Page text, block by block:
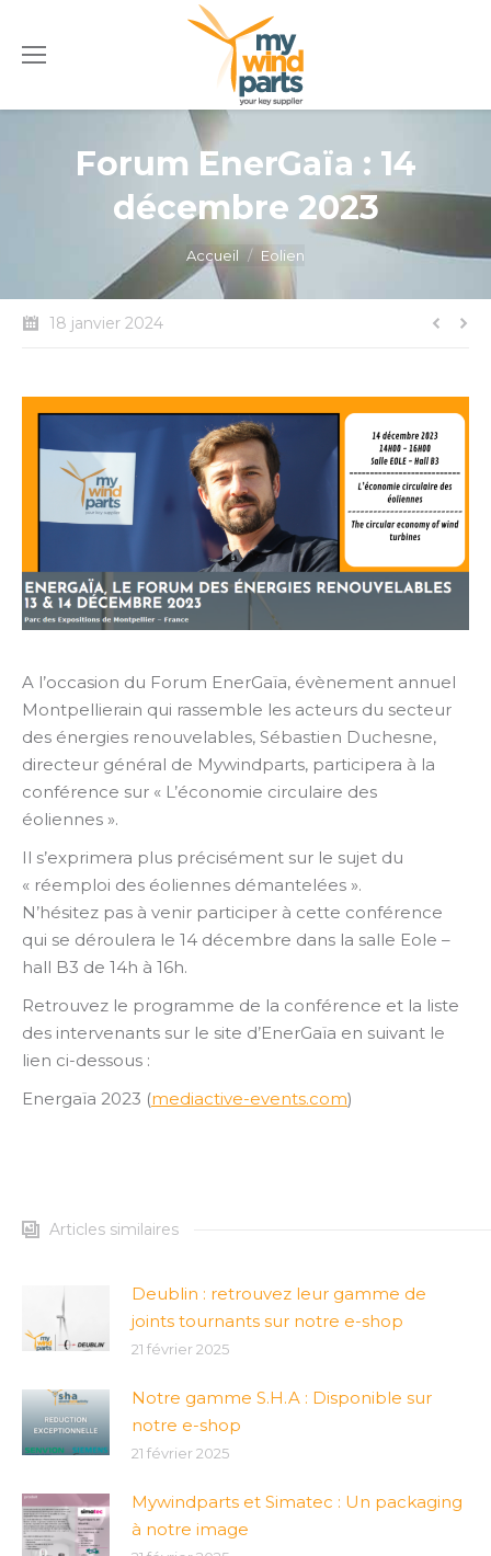
Forum EnerGaïa : 14
décembre 2023
Accueil Eolien
18 janvier 2024
A l’occasion du Forum EnerGaïa, évènement annuel
Montpellierain qui rassemble les acteurs du secteur
des énergies renouvelables, Sébastien Duchesne,
directeur général de Mywindparts, participera à la
conférence sur « L’économie circulaire des
éoliennes ».
Il s’exprimera plus précisément sur le sujet du
« réemploi des éoliennes démantelées ».
N’hésitez pas à venir participer à cette conférence
qui se déroulera le 14 décembre dans la salle Eole –
hall B3 de 14h à 16h.
Retrouvez le programme de la conférence et la liste
des intervenants sur le site d’EnerGaïa en suivant le
lien ci-dessous :
Energaïa 2023 (mediactive-events.com)
Articles similaires
Deublin : retrouvez leur gamme de
joints tournants sur notre e-shop
21 février 2025
Notre gamme S.H.A : Disponible sur
notre e-shop
21 février 2025
Mywindparts et Simatec : Un packaging
à notre image